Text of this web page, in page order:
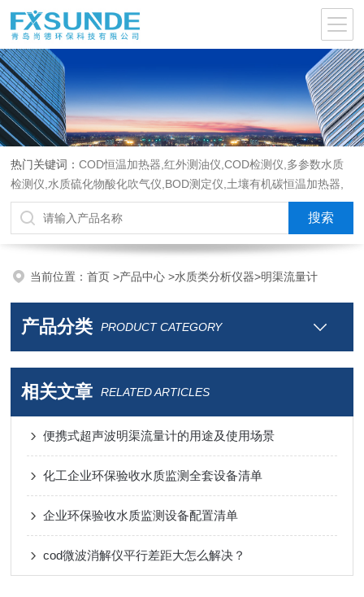
热门关键词：COD恒温加热器,红外测油仪,COD检测仪,多参数水质
检测仪,水质硫化物酸化吹气仪,BOD测定仪,土壤有机碳恒温加热器,
液液萃取器,COD消解回流仪,水质采样器
当前位置：首页>产品中心>水质类分析仪器>明渠流量计
产品分类 PRODUCT CATEGORY
相关文章 RELATED ARTICLES
便携式超声波明渠流量计的用途及使用场景
化工企业环保验收水质监测全套设备清单
企业环保验收水质监测设备配置清单
cod微波消解仪平行差距大怎么解决？